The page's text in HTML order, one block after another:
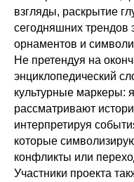
взгляды, раскрытие
сегодняшних трендов
орнаментов и
Не претендуя на
энциклопедический
культурные маркеры:
рассматривают
интерпретируя
которые
конфликты или
Участники проекта